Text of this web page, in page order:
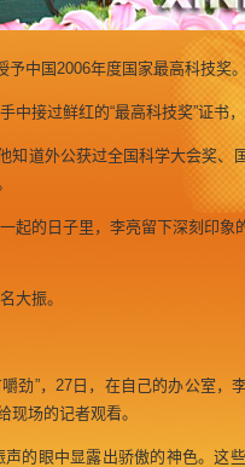
中国2006年度国家最高科技奖。
接过鲜红的“最高科技奖”证书
知道外公获过全国科学大会奖、
的日子里，李亮留下深刻印象
大振。
劲”，27日，在自己的办公室，
场的记者观看。
的眼中显露出骄傲的神色。这